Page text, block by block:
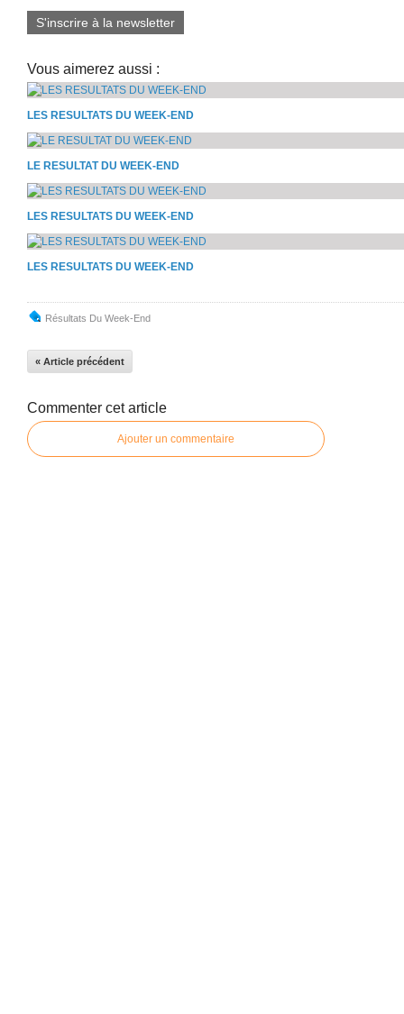
S'inscrire à la newsletter
Vous aimerez aussi :
LES RESULTATS DU WEEK-END
LE RESULTAT DU WEEK-END
LES RESULTATS DU WEEK-END
LES RESULTATS DU WEEK-END
Résultats Du Week-End
« Article précédent
Commenter cet article
Ajouter un commentaire